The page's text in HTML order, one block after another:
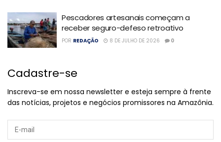
Pescadores artesanais começam a
receber seguro-defeso retroativo
POR REDAÇÃO 8 DE JULHO DE 2026 0
Cadastre-se
Inscreva-se em nossa newsletter e esteja sempre à frente
das notícias, projetos e negócios promissores na Amazônia.